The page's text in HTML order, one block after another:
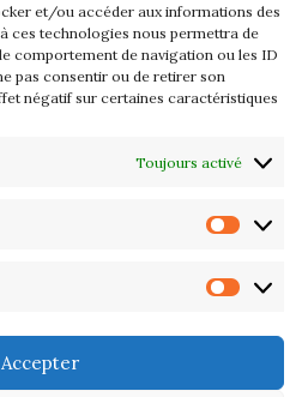
et/ou accéder aux informations des
ces technologies nous permettra de
comportement de navigation ou les ID
pas consentir ou de retirer son
négatif sur certaines caractéristiques
Toujours activé
Accepter
du Port
22 juillet de
du Phare de
et 14 Septembre